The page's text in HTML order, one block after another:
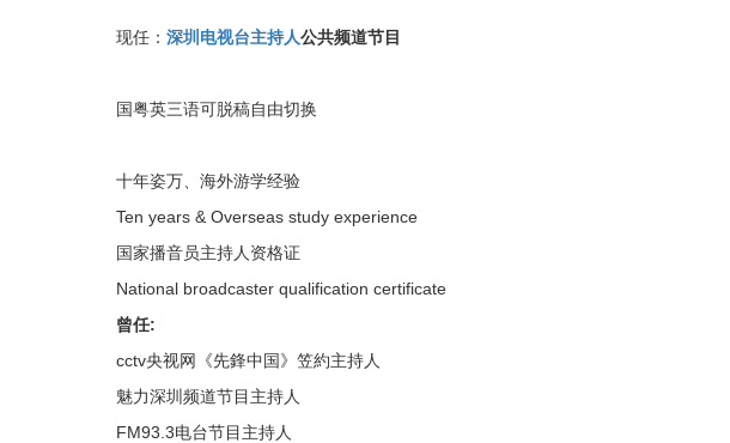
现任： 深圳电视台主持人公共频道节目
国粤英三语可脱稿自由切换
十年姿万、海外游学经验
Ten years & Overseas study experience
国家播音员主持人资格证
National broadcaster qualification certificate
曾任:
cctv央视网《先鋒中国》笠約主持人
魅力深圳频道节目主持人
FM93.3电台节目主持人